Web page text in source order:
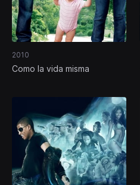
2010
Como la vida misma